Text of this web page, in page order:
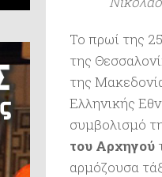
Το πρωί της
της
της
Ελληνικής
συμβολισμό
του Αρχηγού
αρμόζουσα